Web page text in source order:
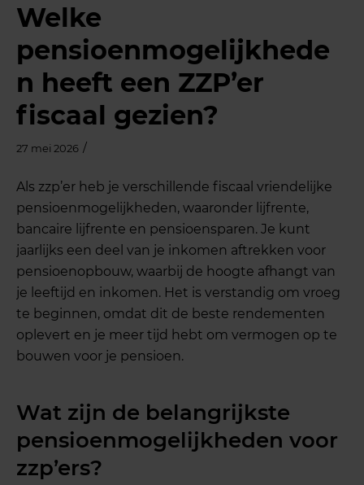
Welke
pensioenmogelijkhede
n heeft een ZZP’er
fiscaal gezien?
27 mei 2026 /
Als zzp’er heb je verschillende fiscaal vriendelijke
pensioenmogelijkheden, waaronder lijfrente,
bancaire lijfrente en pensioensparen. Je kunt
jaarlijks een deel van je inkomen aftrekken voor
pensioenopbouw, waarbij de hoogte afhangt van
je leeftijd en inkomen. Het is verstandig om vroeg
te beginnen, omdat dit de beste rendementen
oplevert en je meer tijd hebt om vermogen op te
bouwen voor je pensioen.
Wat zijn de belangrijkste
pensioenmogelijkheden voor
zzp’ers?